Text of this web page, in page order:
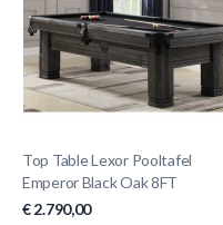
Top Table Lexor Pooltafel
Emperor Black Oak 8FT
€ 2.790,00